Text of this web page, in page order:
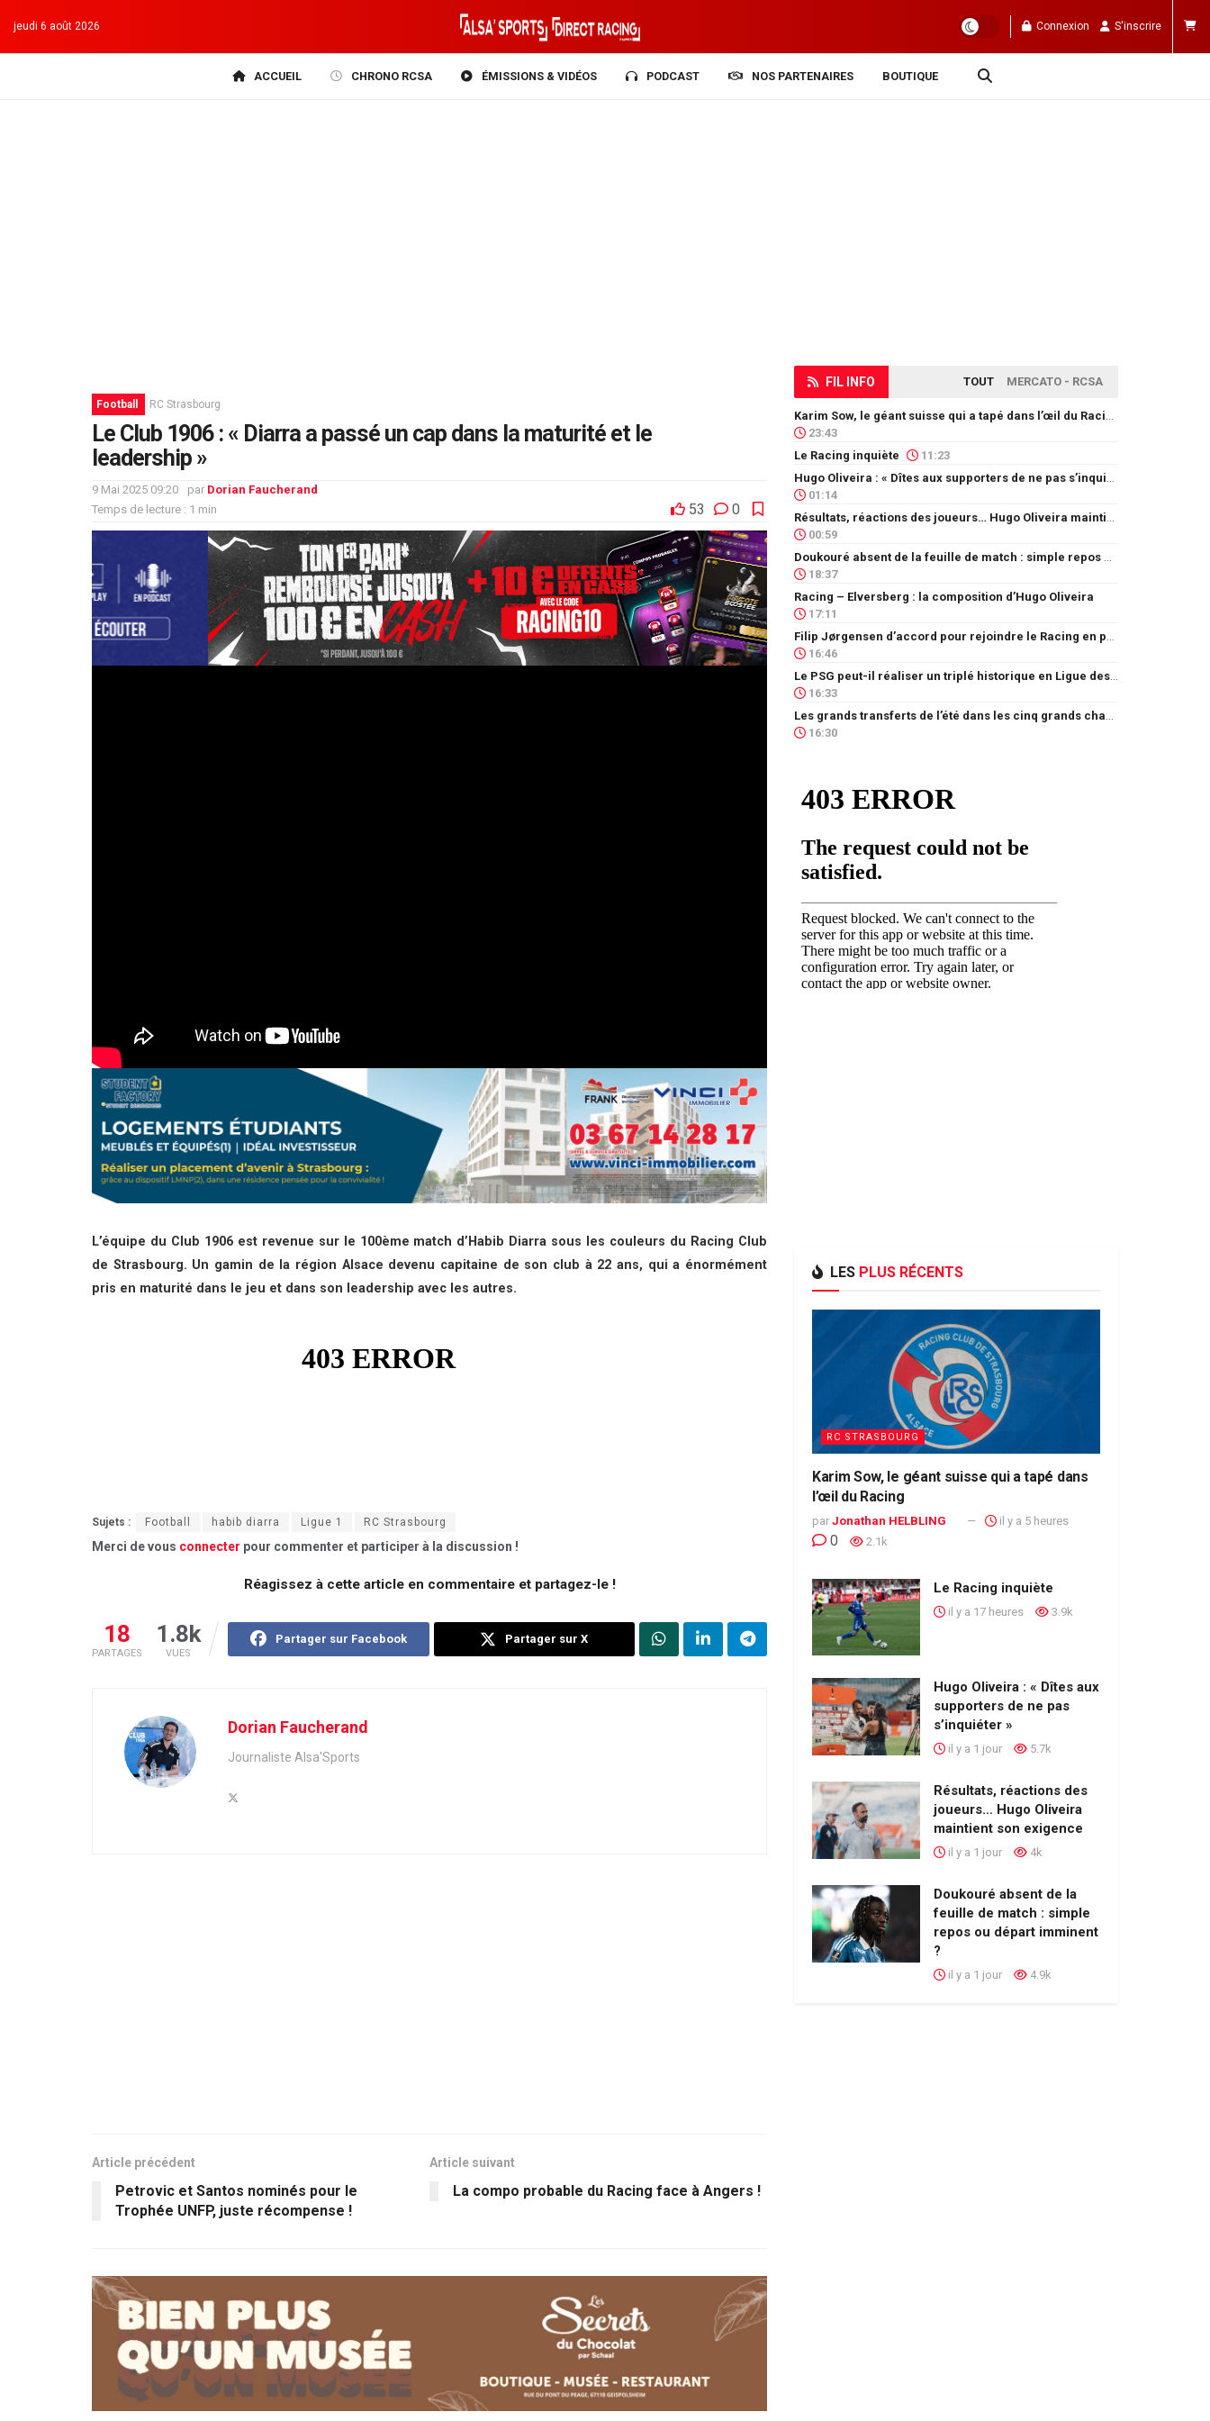
jeudi 6 août 2026 Connexion S'inscrire
ACCUEIL CHRONO RCSA ÉMISSIONS & VIDÉOS PODCAST NOS PARTENAIRES BOUTIQUE
Football RC Strasbourg
Le Club 1906 : « Diarra a passé un cap dans la maturité et le
leadership »
9 Mai 2025 09:20 par Dorian Faucherand
Temps de lecture : 1 min
53 0
L’équipe du Club 1906 est revenue sur le 100ème match d’Habib Diarra sous les couleurs du Racing Club
de Strasbourg. Un gamin de la région Alsace devenu capitaine de son club à 22 ans, qui a énormément
pris en maturité dans le jeu et dans son leadership avec les autres.
Sujets : Football habib diarra Ligue 1 RC Strasbourg
Merci de vous connecter pour commenter et participer à la discussion !
Réagissez à cette article en commentaire et partagez-le !
18
PARTAGES
1.8k
VUES
Partager sur Facebook Partager sur X
Dorian Faucherand
Journaliste Alsa'Sports
Article précédent
Petrovic et Santos nominés pour le
Trophée UNFP, juste récompense !
Article suivant
La compo probable du Racing face à Angers !
FIL INFO TOUT MERCATO - RCSA
23:43
Le Racing inquiète
11:23
01:14
00:59
18:37
Racing – Elversberg : la composition d’Hugo Oliveira
17:11
16:46
16:33
16:30
LES PLUS RÉCENTS
RC STRASBOURG
Karim Sow, le géant suisse qui a tapé dans
l’œil du Racing
par Jonathan HELBLING il y a 5 heures
0 2.1k
Le Racing inquiète
il y a 17 heures 3.9k
Hugo Oliveira : « Dîtes aux
supporters de ne pas
s’inquiéter »
il y a 1 jour 5.7k
Résultats, réactions des
joueurs… Hugo Oliveira
maintient son exigence
il y a 1 jour 4k
Doukouré absent de la
feuille de match : simple
repos ou départ imminent
?
il y a 1 jour 4.9k